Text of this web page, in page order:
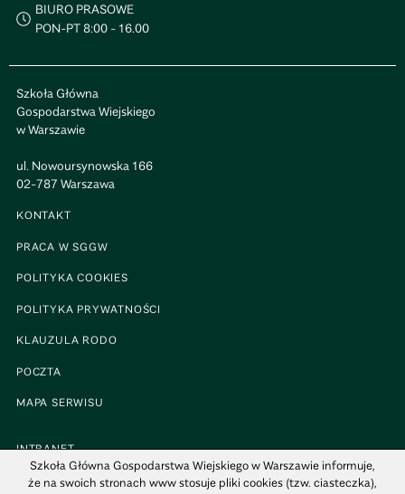
BIURO PRASOWE
PON-PT 8:00 - 16.00
Szkoła Główna
Gospodarstwa Wiejskiego
w Warszawie
ul. Nowoursynowska 166
02-787 Warszawa
KONTAKT
PRACA W SGGW
POLITYKA COOKIES
POLITYKA PRYWATNOŚCI
KLAUZULA RODO
POCZTA
MAPA SERWISU
INTRANET
BIP
Szkoła Główna Gospodarstwa Wiejskiego w Warszawie informuje,
że na swoich stronach www stosuje pliki cookies (tzw. ciasteczka),